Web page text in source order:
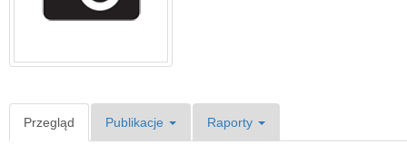
Przegląd Publikacje Raporty